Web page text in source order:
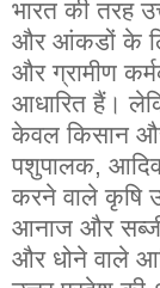
भारत की तरह
और आंकडों के
और ग्रामीण
आधारित हैं।
केवल किसान
पशुपालक,
करने वाले कृषि
आनाज और
और धोने वाले